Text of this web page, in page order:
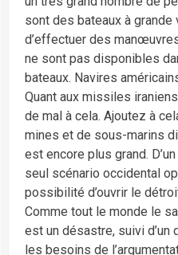
sont des bateaux à
d’effectuer des
ne sont pas disponibles
bateaux. Navires
Quant aux missiles
de mal à cela. Ajoutez à
mines et de sous-marins
est encore plus grand.
seul scénario occidental
possibilité d’ouvrir le
Comme tout le monde le
est un désastre, suivi d’un
les besoins de